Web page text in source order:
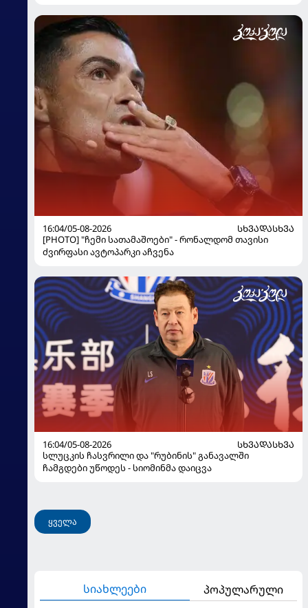
16:04/05-08-2026
ᲡᲮᲕᲐᲓᲐᲡᲮᲕᲐ
[PHOTO] "ჩემი სათამაშოები" - რონალდომ თავისი
ძვირფასი ავტოპარკი აჩვენა
16:04/05-08-2026
ᲡᲮᲕᲐᲓᲐᲡᲮᲕᲐ
სლუცკის ჩასვრილი და "რუბინის" განავალში
ჩამგდები უწოდეს - სიომინმა დაიცვა
ყველა
სიახლეები პოპულარული